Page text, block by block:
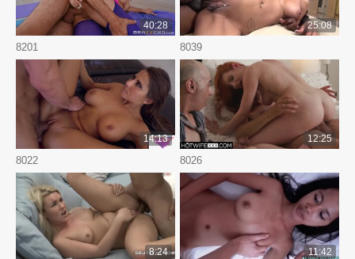
8201
40:28
8039
25:08
8022
14:13
8026
12:25
8:24 11:42